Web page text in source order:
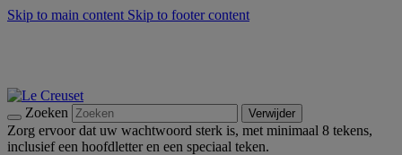
Skip to main content Skip to footer content
Zoeken Verwijder
Zorg ervoor dat uw wachtwoord sterk is, met minimaal 8 tekens,
inclusief een hoofdletter en een speciaal teken.